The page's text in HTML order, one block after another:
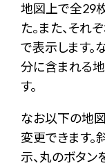
地図上で全29
た。また、そ
で表示します。
分に含まれる
す。
なお以下の地
変更できます
示、丸のボタン